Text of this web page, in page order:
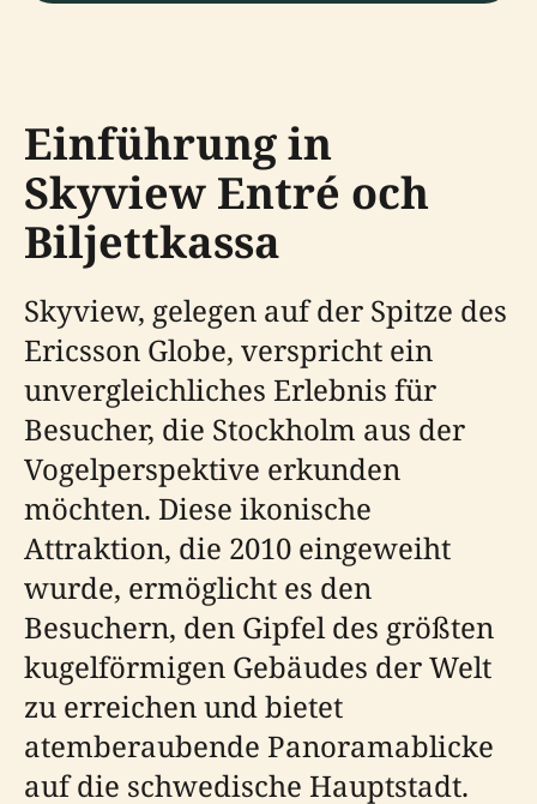
Einführung in
Skyview Entré och
Biljettkassa
Skyview, gelegen auf der Spitze des
Ericsson Globe, verspricht ein
unvergleichliches Erlebnis für
Besucher, die Stockholm aus der
Vogelperspektive erkunden
möchten. Diese ikonische
Attraktion, die 2010 eingeweiht
wurde, ermöglicht es den
Besuchern, den Gipfel des größten
kugelförmigen Gebäudes der Welt
zu erreichen und bietet
atemberaubende Panoramablicke
auf die schwedische Hauptstadt.